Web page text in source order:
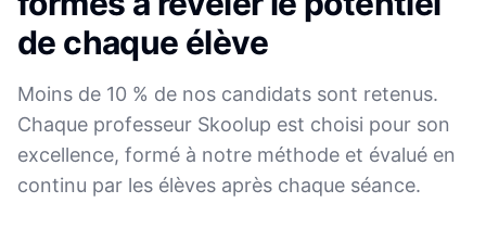
de chaque élève
Moins de 10 % de nos candidats sont retenus.
Chaque professeur Skoolup est choisi pour son
excellence, formé à notre méthode et évalué en
continu par les élèves après chaque séance.